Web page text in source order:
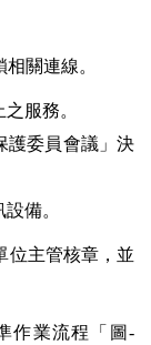
關連線。
服務。
護委員會議」決
備。
位主管核章，並
作業流程「圖-